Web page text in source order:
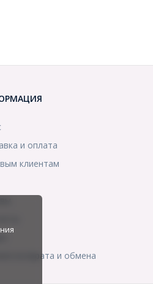
и оплата
клиентам
возврата и обмена